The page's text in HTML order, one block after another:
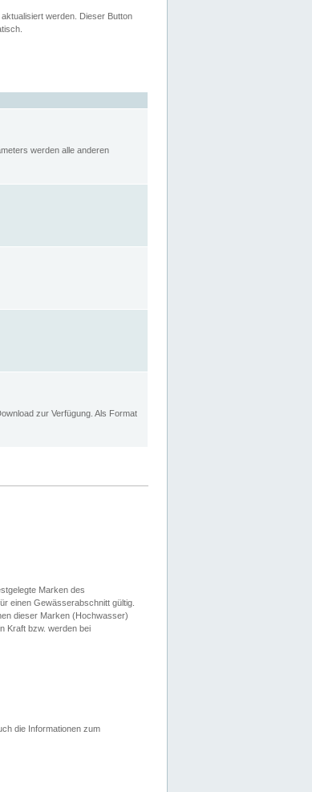
werden. Dieser Button
werden alle anderen
zur Verfügung. Als Format
Marken des
einen Gewässerabschnitt gültig.
dieser Marken (Hochwasser)
Kraft bzw. werden bei
die Informationen zum